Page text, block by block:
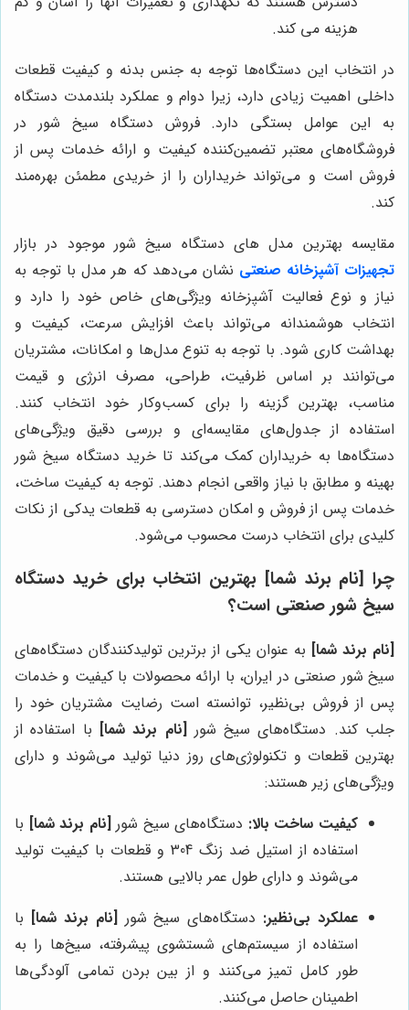
هزینه می کند.
در انتخاب این دستگاه‌ها توجه به جنس بدنه و کیفیت قطعات
داخلی اهمیت زیادی دارد، زیرا دوام و عملکرد بلندمدت دستگاه
به این عوامل بستگی دارد. فروش دستگاه سیخ شور در
فروشگاه‌های معتبر تضمین‌کننده کیفیت و ارائه خدمات پس از
فروش است و می‌تواند خریداران را از خریدی مطمئن بهره‌مند
کند.
مقایسه بهترین مدل های دستگاه سیخ شور موجود در بازار
تجهیزات آشپزخانه صنعتی نشان می‌دهد که هر مدل با توجه به
نیاز و نوع فعالیت آشپزخانه ویژگی‌های خاص خود را دارد و
انتخاب هوشمندانه می‌تواند باعث افزایش سرعت، کیفیت و
بهداشت کاری شود. با توجه به تنوع مدل‌ها و امکانات، مشتریان
می‌توانند بر اساس ظرفیت، طراحی، مصرف انرژی و قیمت
مناسب، بهترین گزینه را برای کسب‌وکار خود انتخاب کنند.
استفاده از جدول‌های مقایسه‌ای و بررسی دقیق ویژگی‌های
دستگاه‌ها به خریداران کمک می‌کند تا خرید دستگاه سیخ شور
بهینه و مطابق با نیاز واقعی انجام دهند. توجه به کیفیت ساخت،
خدمات پس از فروش و امکان دسترسی به قطعات یدکی از نکات
کلیدی برای انتخاب درست محسوب می‌شود.
چرا [نام برند شما] بهترین انتخاب برای خرید دستگاه
سیخ شور صنعتی است؟
[نام برند شما] به عنوان یکی از برترین تولیدکنندگان دستگاه‌های
سیخ شور صنعتی در ایران، با ارائه محصولات با کیفیت و خدمات
پس از فروش بی‌نظیر، توانسته است رضایت مشتریان خود را
جلب کند. دستگاه‌های سیخ شور [نام برند شما] با استفاده از
بهترین قطعات و تکنولوژی‌های روز دنیا تولید می‌شوند و دارای
ویژگی‌های زیر هستند:
کیفیت ساخت بالا: دستگاه‌های سیخ شور [نام برند شما] با
استفاده از استیل ضد زنگ 304 و قطعات با کیفیت تولید
می‌شوند و دارای طول عمر بالایی هستند.
عملکرد بی‌نظیر: دستگاه‌های سیخ شور [نام برند شما] با
استفاده از سیستم‌های شستشوی پیشرفته، سیخ‌ها را به
طور کامل تمیز می‌کنند و از بین بردن تمامی آلودگی‌ها
اطمینان حاصل می‌کنند.